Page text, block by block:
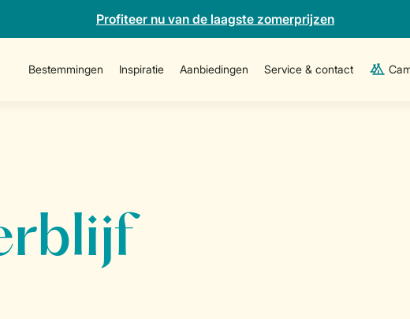
Profiteer nu van de laagste zomerprijzen
Bestemmingen Inspiratie Aanbiedingen Service & contact